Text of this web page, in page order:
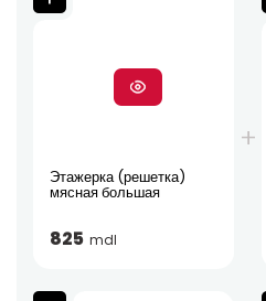
Этажерка (решетка)
мясная большая
825 mdl